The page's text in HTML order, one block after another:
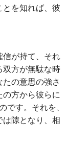
とを知れば、彼
信が持て、それ
双方が無駄な時
の意思の強さ
方から彼らに
です。それを、
は隙となり、相